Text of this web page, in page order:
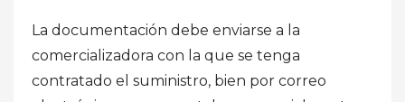
La documentación debe enviarse a la
comercializadora con la que se tenga
contratado el suministro, bien por correo